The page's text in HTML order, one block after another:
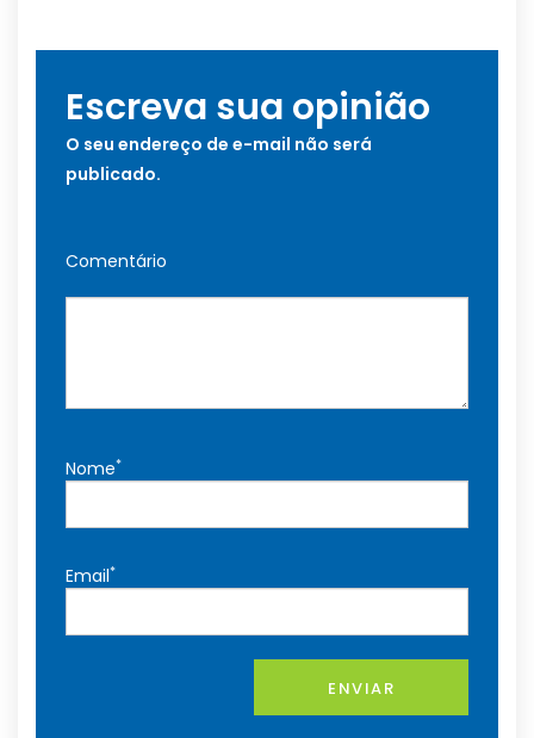
Escreva sua opinião
O seu endereço de e-mail não será
publicado.
Comentário
Nome*
Email*
ENVIAR